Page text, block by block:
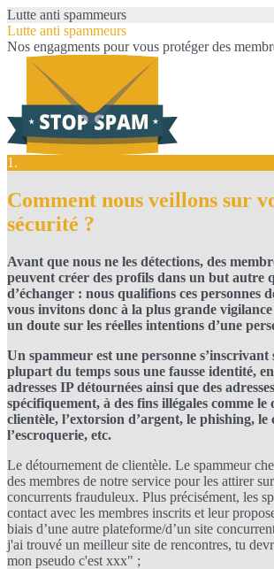
Lutte anti spammeurs
Lutte anti spammeurs
Nos engagments pour vous protéger des
1.
Comment nous veillons sur
sécurité ?
Avant que nous ne les détections, des
peuvent créer des profils dans un but autre
d’échanger : nous qualifions ces personnes
vous invitons donc à la plus grande
un doute sur les réelles intentions d’une
Un spammeur est une personne s’inscrivant
plupart du temps sous une fausse identité,
adresses IP détournées ainsi que des
spécifiquement, à des fins illégales comme
clientèle, l’extorsion d’argent, le phishing, le
l’escroquerie, etc.
Le détournement de clientèle. Le spammeur
des membres de notre service pour les attirer
concurrents frauduleux. Plus précisément, les
contact avec les membres inscrits et leur
biais d’une autre plateforme/d’un site
j'ai trouvé un meilleur site de rencontres, tu
mon pseudo c'est xxx" ;